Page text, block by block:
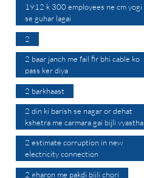
1912 k 300 employees ne cm yogi
se guhar lagai
2
2 baar janch me fail fir bhi cable ko
pass ker diya
2 barkhaast
2 din ki barish se nagar or dehat
kshetra me carmara gai bijli vyastha
2 estimate corruption in new
electricity connection
2 gharon me pakdi bijli chori